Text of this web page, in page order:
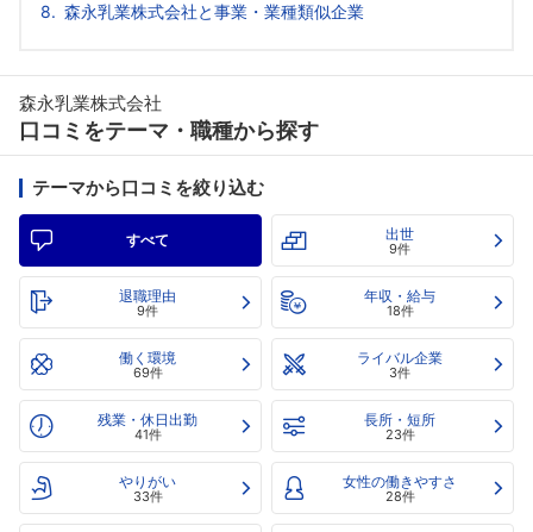
森永乳業株式会社と事業・業種類似企業
森永乳業株式会社
口コミをテーマ・職種から探す
テーマから口コミを絞り込む
すべて 出世
9件
退職理由
9件
年収・給与
18件
働く環境
69件
ライバル企業
3件
残業・休日出勤
41件
長所・短所
23件
やりがい
33件
女性の働きやすさ
28件